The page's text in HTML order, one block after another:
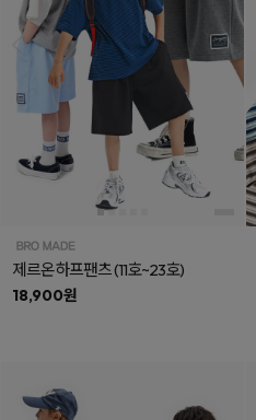
제르온하프팬츠(11호~23호)
18,900원